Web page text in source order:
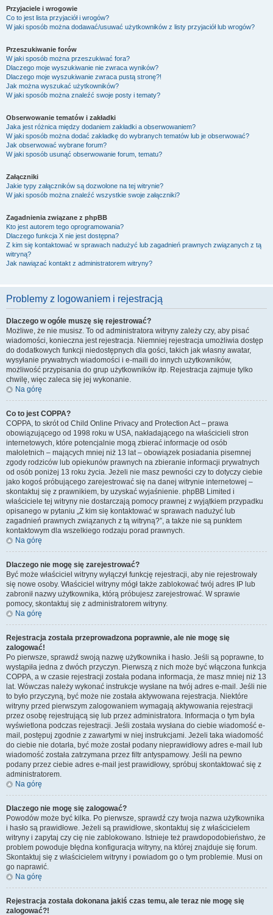
Przyjaciele i wrogowie
Co to jest lista przyjaciół i wrogów?
W jaki sposób można dodawać/usuwać użytkowników z listy przyjaciół lub wrogów?
Przeszukiwanie forów
W jaki sposób można przeszukiwać fora?
Dlaczego moje wyszukiwanie nie zwraca wyników?
Dlaczego moje wyszukiwanie zwraca pustą stronę?!
Jak można wyszukać użytkowników?
W jaki sposób można znaleźć swoje posty i tematy?
Obserwowanie tematów i zakładki
Jaka jest różnica między dodaniem zakładki a obserwowaniem?
W jaki sposób można dodać zakładkę do wybranych tematów lub je obserwować?
Jak obserwować wybrane forum?
W jaki sposób usunąć obserwowanie forum, tematu?
Załączniki
Jakie typy załączników są dozwolone na tej witrynie?
W jaki sposób można znaleźć wszystkie swoje załączniki?
Zagadnienia związane z phpBB
Kto jest autorem tego oprogramowania?
Dlaczego funkcja X nie jest dostępna?
Z kim się kontaktować w sprawach nadużyć lub zagadnień prawnych związanych z tą
witryną?
Jak nawiązać kontakt z administratorem witryny?
Problemy z logowaniem i rejestracją
Dlaczego w ogóle muszę się rejestrować?
Możliwe, że nie musisz. To od administratora witryny zależy czy, aby pisać
wiadomości, konieczna jest rejestracja. Niemniej rejestracja umożliwia dostęp
do dodatkowych funkcji niedostępnych dla gości, takich jak własny awatar,
wysyłanie prywatnych wiadomości i e-maili do innych użytkowników,
możliwość przypisania do grup użytkowników itp. Rejestracja zajmuje tylko
chwilę, więc zaleca się jej wykonanie.
Na górę
Co to jest COPPA?
COPPA, to skrót od Child Online Privacy and Protection Act – prawa
obowiązującego od 1998 roku w USA, nakładającego na właścicieli stron
internetowych, które potencjalnie mogą zbierać informacje od osób
małoletnich – mających mniej niż 13 lat – obowiązek posiadania pisemnej
zgody rodziców lub opiekunów prawnych na zbieranie informacji prywatnych
od osób poniżej 13 roku życia. Jeżeli nie masz pewności czy to dotyczy ciebie
jako kogoś próbującego zarejestrować się na danej witrynie internetowej –
skontaktuj się z prawnikiem, by uzyskać wyjaśnienie. phpBB Limited i
właściciele tej witryny nie dostarczają pomocy prawnej z wyjątkiem przypadku
opisanego w pytaniu „Z kim się kontaktować w sprawach nadużyć lub
zagadnień prawnych związanych z tą witryną?”, a także nie są punktem
kontaktowym dla wszelkiego rodzaju porad prawnych.
Na górę
Dlaczego nie mogę się zarejestrować?
Być może właściciel witryny wyłączył funkcję rejestracji, aby nie rejestrowały
się nowe osoby. Właściciel witryny mógł także zablokować twój adres IP lub
zabronił nazwy użytkownika, którą próbujesz zarejestrować. W sprawie
pomocy, skontaktuj się z administratorem witryny.
Na górę
Rejestracja została przeprowadzona poprawnie, ale nie mogę się
zalogować!
Po pierwsze, sprawdź swoją nazwę użytkownika i hasło. Jeśli są poprawne, to
wystąpiła jedna z dwóch przyczyn. Pierwszą z nich może być włączona funkcja
COPPA, a w czasie rejestracji została podana informacja, że masz mniej niż 13
lat. Wówczas należy wykonać instrukcje wysłane na twój adres e-mail. Jeśli nie
to było przyczyną, być może nie została aktywowana rejestracja. Niektóre
witryny przed pierwszym zalogowaniem wymagają aktywowania rejestracji
przez osobę rejestrującą się lub przez administratora. Informacja o tym była
wyświetlona podczas rejestracji. Jeśli została wysłana do ciebie wiadomość e-
mail, postępuj zgodnie z zawartymi w niej instrukcjami. Jeżeli taka wiadomość
do ciebie nie dotarła, być może został podany nieprawidłowy adres e-mail lub
wiadomość została zatrzymana przez filtr antyspamowy. Jeśli na pewno
podany przez ciebie adres e-mail jest prawidłowy, spróbuj skontaktować się z
administratorem.
Na górę
Dlaczego nie mogę się zalogować?
Powodów może być kilka. Po pierwsze, sprawdź czy twoja nazwa użytkownika
i hasło są prawidłowe. Jeżeli są prawidłowe, skontaktuj się z właścicielem
witryny i zapytaj czy cię nie zablokowano. Istnieje też prawdopodobieństwo, że
problem powoduje błędna konfiguracja witryny, na której znajduje się forum.
Skontaktuj się z właścicielem witryny i powiadom go o tym problemie. Musi on
go naprawić.
Na górę
Rejestracja została dokonana jakiś czas temu, ale teraz nie mogę się
zalogować?!